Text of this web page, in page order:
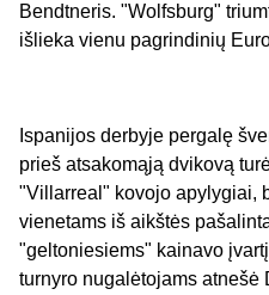
Bendtneris. "Wolfsburg"
išlieka vienu pagrindinių
Ispanijos derbyje pergalę
prieš atsakomąją dvikovą
"Villarreal" kovojo apylygiai,
vienetams iš aikštės
"geltoniesiems" kainavo
turnyro nugalėtojams atnešė